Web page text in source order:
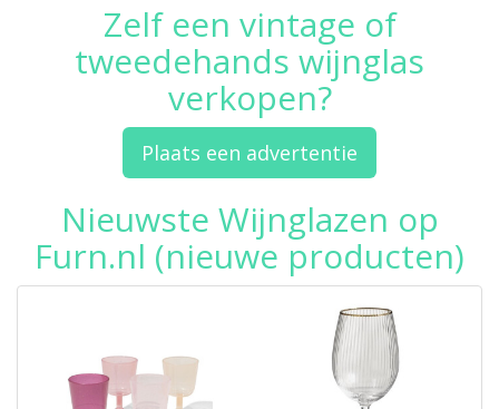
Zelf een vintage of
tweedehands wijnglas
verkopen?
Plaats een advertentie
Nieuwste Wijnglazen op
Furn.nl (nieuwe producten)